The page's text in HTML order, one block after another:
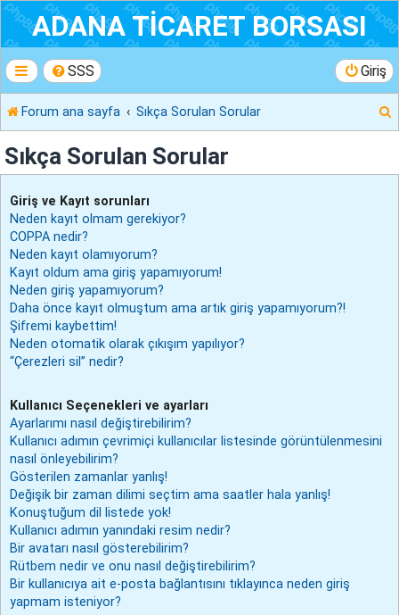
ADANA TİCARET BORSASI
SSS Giriş
Forum ana sayfa Sıkça Sorulan Sorular
Sıkça Sorulan Sorular
Giriş ve Kayıt sorunları
Neden kayıt olmam gerekiyor?
COPPA nedir?
Neden kayıt olamıyorum?
Kayıt oldum ama giriş yapamıyorum!
Neden giriş yapamıyorum?
Daha önce kayıt olmuştum ama artık giriş yapamıyorum?!
Şifremi kaybettim!
Neden otomatik olarak çıkışım yapılıyor?
“Çerezleri sil” nedir?
Kullanıcı Seçenekleri ve ayarları
Ayarlarımı nasıl değiştirebilirim?
Kullanıcı adımın çevrimiçi kullanıcılar listesinde görüntülenmesini
nasıl önleyebilirim?
Gösterilen zamanlar yanlış!
Değişik bir zaman dilimi seçtim ama saatler hala yanlış!
Konuştuğum dil listede yok!
Kullanıcı adımın yanındaki resim nedir?
Bir avatarı nasıl gösterebilirim?
Rütbem nedir ve onu nasıl değiştirebilirim?
Bir kullanıcıya ait e-posta bağlantısını tıklayınca neden giriş
yapmam isteniyor?